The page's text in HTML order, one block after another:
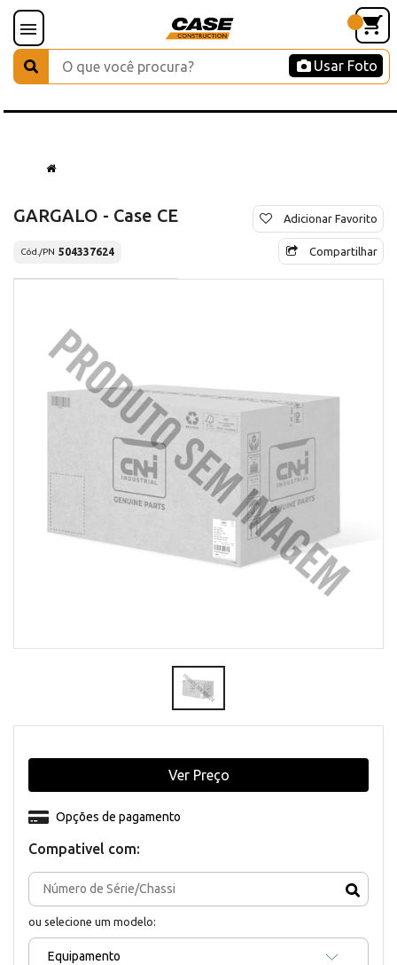
Usar Foto
GARGALO - Case CE
Cód./PN 504337624
Adicionar Favorito
Compartilhar
Compativel com:
ou selecione um modelo:
Equipamento
Opções de pagamento
Ver Preço